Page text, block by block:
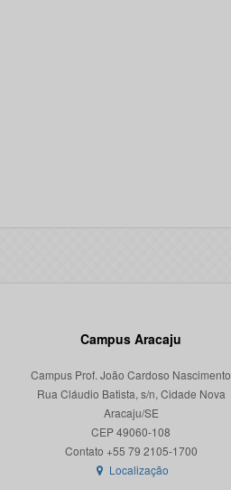
Campus Aracaju
Campus Prof. João Cardoso Nascimento
Rua Cláudio Batista, s/n, Cidade Nova
Aracaju/SE
CEP 49060-108
Localização